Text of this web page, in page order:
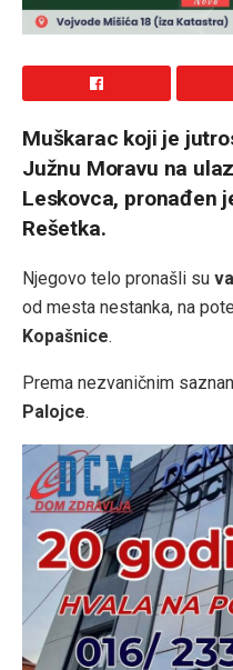
Muškarac koji je
Južnu Moravu na
Leskovca, pronađen
Rešetka.
Njegovo telo pronašli su
od mesta nestanka, na
Kopašnice.
Prema nezvaničnim
Palojce.